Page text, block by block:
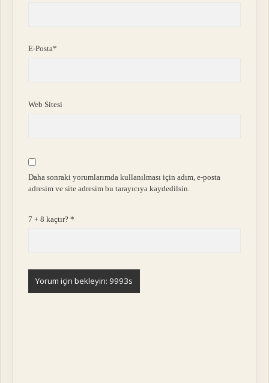
E-Posta*
Web Sitesi
Daha sonraki yorumlarımda kullanılması için adım, e-posta
adresim ve site adresim bu tarayıcıya kaydedilsin.
7 + 8 kaçtır?*